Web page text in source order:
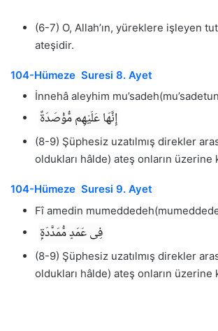
(6-7) O, Allah’ın, yüreklere işleyen
ateşidir.
104-Hümeze Suresi 8. Ayet
İnnehâ aleyhim
إِنَّهَا عَلَيْهِم مُّؤْصَدَةٌ
(8-9) Şüphesiz uzatılmış direkler
oldukları hâlde) ateş onların üzerine
104-Hümeze Suresi 9. Ayet
Fî amedin
فِى عَمَدٍ مُّمَدَّدَةٍۭ
(8-9) Şüphesiz uzatılmış direkler
oldukları hâlde) ateş onların üzerine